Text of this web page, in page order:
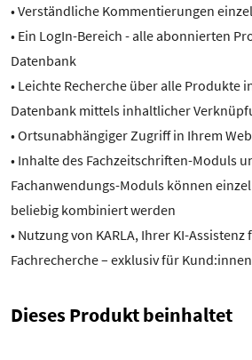
• Verständliche Kommentierungen
• Ein LogIn-Bereich - alle abonnierten
Datenbank
• Leichte Recherche über alle Produkte
Datenbank mittels inhaltlicher
• Ortsunabhängiger Zugriff in Ihrem
• Inhalte des Fachzeitschriften-Moduls
Fachanwendungs-Moduls können
beliebig kombiniert werden
• Nutzung von KARLA, Ihrer KI-
Fachrecherche – exklusiv für
Dieses Produkt beinhaltet